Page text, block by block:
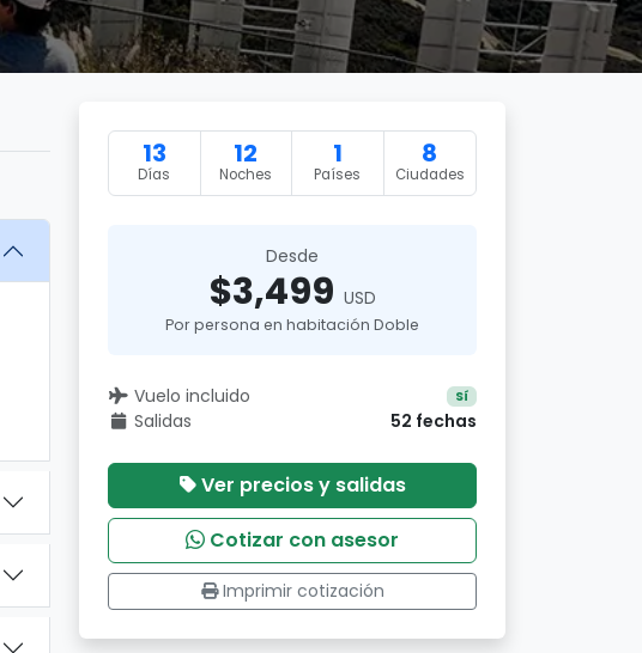
13
Días
12
Noches
1
Países
8
Ciudades
Desde
$3,499 USD
Por persona en habitación Doble
Vuelo incluido Sí
Salidas 52 fechas
Ver precios y salidas
Cotizar con asesor
Imprimir cotización